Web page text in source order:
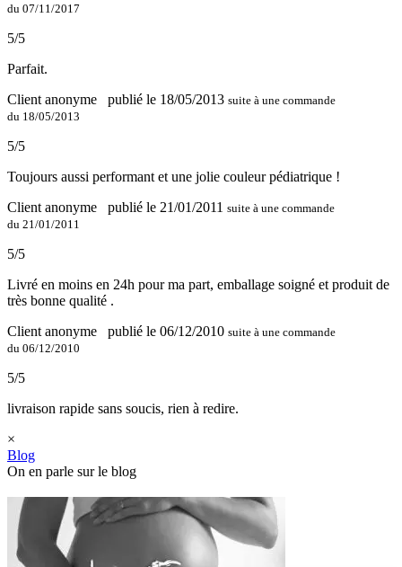
du 07/11/2017
5/5
Parfait.
Client anonyme
publié le 18/05/2013 suite à une commande
du 18/05/2013
5/5
Toujours aussi performant et une jolie couleur pédiatrique !
Client anonyme
publié le 21/01/2011 suite à une commande
du 21/01/2011
5/5
Livré en moins en 24h pour ma part, emballage soigné et produit de
très bonne qualité .
Client anonyme
publié le 06/12/2010 suite à une commande
du 06/12/2010
5/5
livraison rapide sans soucis, rien à redire.
×
Blog
On en parle sur le blog